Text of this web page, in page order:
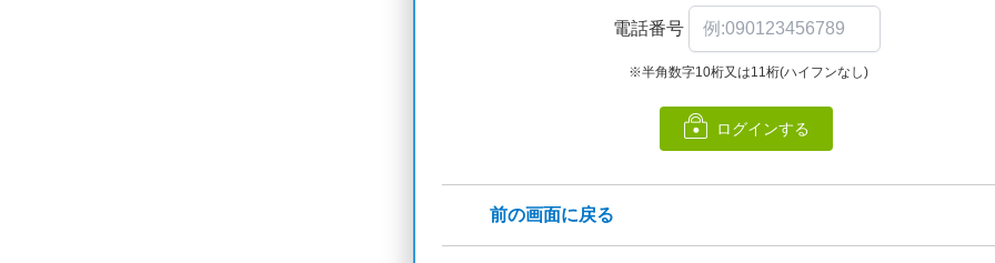
電話番号
※半角数字10桁又は11桁(ハイフンなし)
ログインする
前の画面に戻る